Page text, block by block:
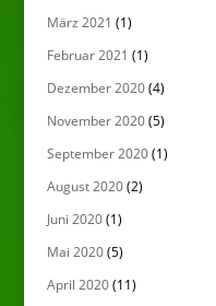
März 2021 (1)
Februar 2021 (1)
Dezember 2020(4)
November 2020(5)
September 2020(1)
August 2020(2)
Juni 2020(1)
Mai 2020(5)
April 2020(11)